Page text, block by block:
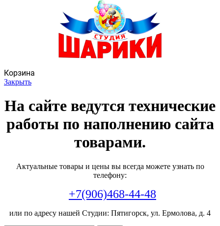
Корзина
Закрыть
На сайте ведутся технические
работы по наполнению сайта
товарами.
Актуальные товары и цены вы всегда можете узнать по
телефону:
+7(906)468-44-48
или по адресу нашей Студии: Пятигорск, ул. Ермолова, д. 4